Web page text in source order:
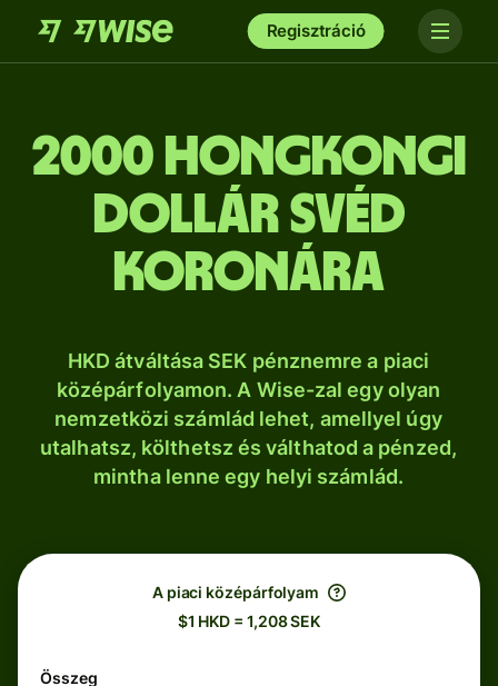
Regisztráció
2000 hongkongi
dollár svéd
koronára
HKD átváltása SEK pénznemre a piaci
középárfolyamon. A Wise-zal egy olyan
nemzetközi számlád lehet, amellyel úgy
utalhatsz, költhetsz és válthatod a pénzed,
mintha lenne egy helyi számlád.
A piaci középárfolyam
$1 HKD = 1,208 SEK
Összeg